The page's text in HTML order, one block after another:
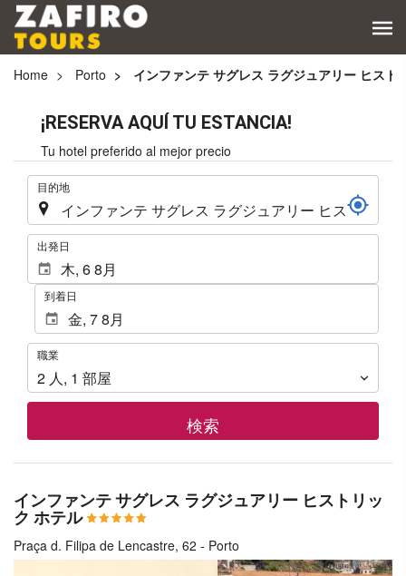
Home Porto インファンテ サグレス ラグジュアリー ヒスト
¡RESERVA AQUÍ TU ESTANCIA!
Tu hotel preferido al mejor precio
. 目的地
. 出発日
到着日
職
業
職業
2 人, 1 部屋
検索
インファンテ サグレス ラグジュアリー ヒストリッ
ク ホテル
Praça d. Filipa de Lencastre, 62 - Porto